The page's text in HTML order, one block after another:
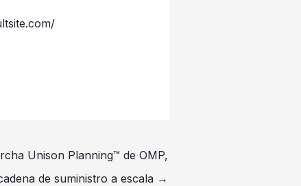
Unison Planning™ de OMP,
de suministro a escala →